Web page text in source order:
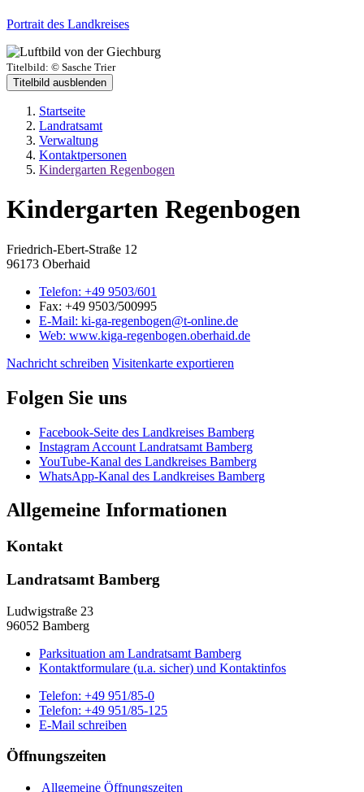
Portrait des Landkreises
Titelbild: © Sasche Trier
Titelbild ausblenden
Startseite
Landratsamt
Verwaltung
Kontaktpersonen
Kindergarten Regenbogen
Kindergarten Regenbogen
Friedrich-Ebert-Straße 12
96173 Oberhaid
Telefon: +49 9503/601
Fax: +49 9503/500995
E-Mail: ki-ga-regenbogen@t-online.de
Web: www.kiga-regenbogen.oberhaid.de
Nachricht schreiben Visitenkarte exportieren
Folgen Sie uns
Facebook-Seite des Landkreises Bamberg
Instagram Account Landratsamt Bamberg
YouTube-Kanal des Landkreises Bamberg
WhatsApp-Kanal des Landkreises Bamberg
Allgemeine Informationen
Kontakt
Landratsamt Bamberg
Ludwigstraße 23
96052 Bamberg
Parksituation am Landratsamt Bamberg
Kontaktformulare (u.a. sicher) und Kontaktinfos
Telefon: +49 951/85-0
Telefon: +49 951/85-125
E-Mail schreiben
Öffnungszeiten
Allgemeine Öffnungszeiten